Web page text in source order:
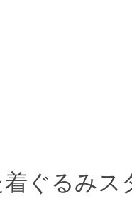
ぐるみス